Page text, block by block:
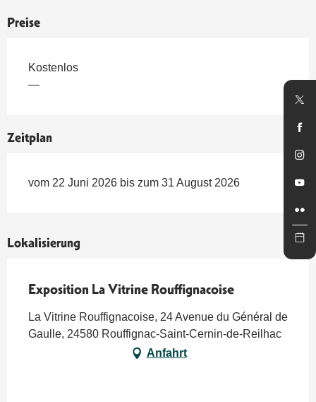
Preise
Kostenlos
—
Zeitplan
vom 22 Juni 2026 bis zum 31 August 2026
Lokalisierung
Exposition La Vitrine Rouffignacoise
La Vitrine Rouffignacoise, 24 Avenue du Général de
Gaulle, 24580 Rouffignac-Saint-Cernin-de-Reilhac
Anfahrt